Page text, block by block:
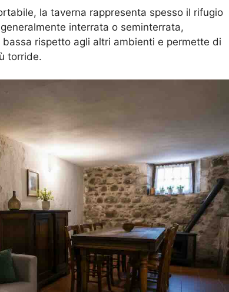
la taverna rappresenta spesso il rifugio
interrata o seminterrata,
rispetto agli altri ambienti e permette di
torride.